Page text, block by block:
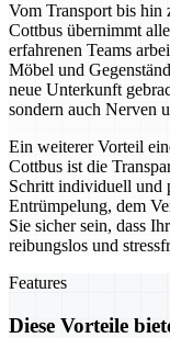
Vom Transport bis hin
Cottbus übernimmt
erfahrenen Teams
Möbel und
neue Unterkunft
sondern auch Nerven
Ein weiterer Vorteil
Cottbus ist die
Schritt individuell und
Entrümpelung, dem
Sie sicher sein, dass
reibungslos und
Features
Diese Vorteile